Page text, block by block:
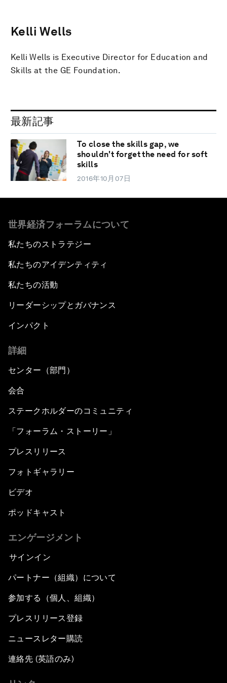
Kelli Wells
Kelli Wells is Executive Director for Education and
Skills at the GE Foundation.
最新記事
To close the skills gap, we
shouldn't forget the need for soft
skills
2016年10月07日
世界経済フォーラムについて
私たちのストラテジー
私たちのアイデンティティ
私たちの活動
リーダーシップとガバナンス
インパクト
詳細
センター（部門）
会合
ステークホルダーのコミュニティ
「フォーラム・ストーリー」
プレスリリース
フォトギャラリー
ビデオ
ポッドキャスト
エンゲージメント
サインイン
パートナー（組織）について
参加する（個人、組織）
プレスリリース登録
ニュースレター購読
連絡先 (英語のみ)